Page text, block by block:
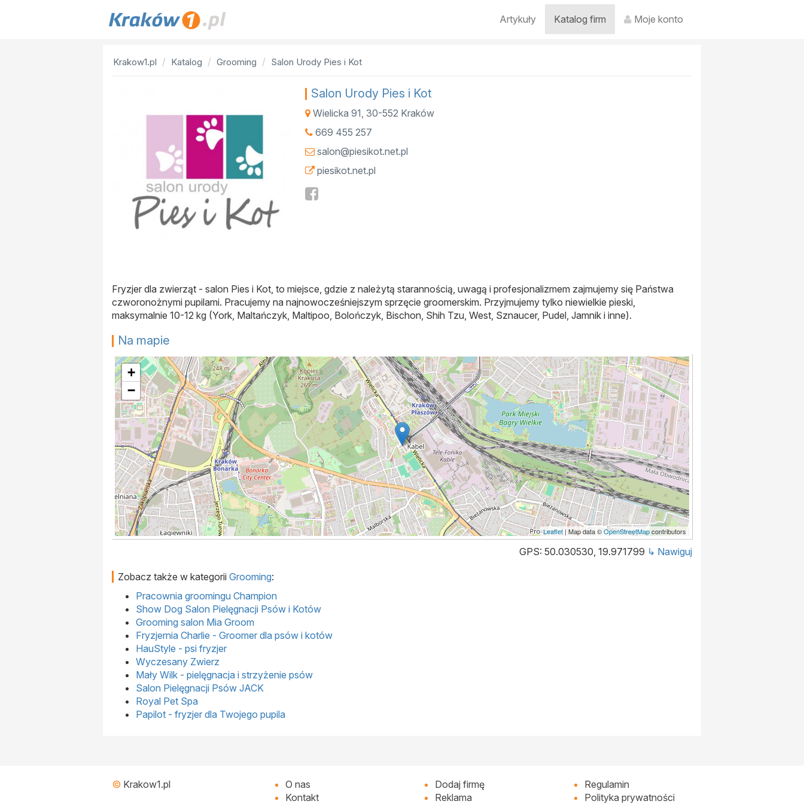
Artykuły Katalog firm Moje konto
Krakow1.pl Katalog Grooming Salon Urody Pies i Kot
Salon Urody Pies i Kot
Wielicka 91,30-552 Kraków
669 455 257
salon@piesikot.net.pl
piesikot.net.pl
Fryzjer dla zwierząt - salon Pies i Kot, to miejsce, gdzie z należytą starannością, uwagą i profesjonalizmem zajmujemy się Państwa
czworonożnymi pupilami. Pracujemy na najnowocześniejszym sprzęcie groomerskim. Przyjmujemy tylko niewielkie pieski,
maksymalnie 10-12 kg (York, Maltańczyk, Maltipoo, Bolończyk, Bischon, Shih Tzu, West, Sznaucer, Pudel, Jamnik i inne).
Na mapie
+
−
Leaflet| Map data ©OpenStreetMapcontributors
GPS: 50.030530, 19.971799 ↳ Nawiguj
Zobacz także w kategorii Grooming:
Pracownia groomingu Champion
Show Dog Salon Pielęgnacji Psów i Kotów
Grooming salon Mia Groom
Fryzjernia Charlie - Groomer dla psów i kotów
HauStyle - psi fryzjer
Wyczesany Zwierz
Mały Wilk - pielęgnacja i strzyżenie psów
Salon Pielęgnacji Psów JACK
Royal Pet Spa
Papilot - fryzjer dla Twojego pupila
© Krakow1.pl
O nas
Kontakt
Dodaj firmę
Reklama
Regulamin
Polityka prywatności